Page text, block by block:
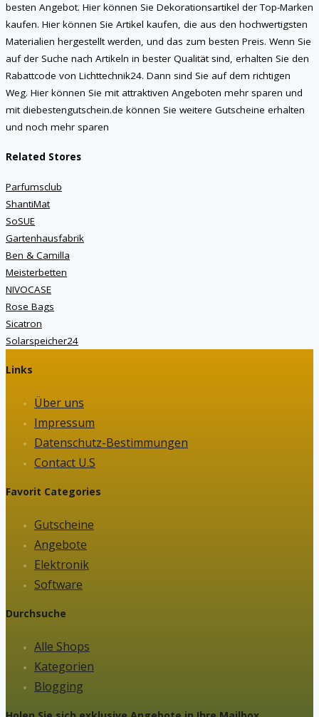
besten Angebot. Hier können Sie Dekorationsartikel der Top-Marken
kaufen. Hier können Sie Artikel kaufen, die aus den hochwertigsten
Materialien hergestellt werden, und das zum besten Preis. Wenn Sie
auf der Suche nach Artikeln in bester Qualität sind, erhalten Sie den
Rabattcode von Lichttechnik24. Dann sind Sie auf dem richtigen
Weg. Hier können Sie mit attraktiven Angeboten mehr sparen und
mit diebestengutschein.de können Sie weitere Gutscheine erhalten
und noch mehr sparen
Related Stores
Parfumsclub
ShantiMat
SoSUE
Gartenhausfabrik
Ben & Camilla
Meisterbetten
NIVOCASE
Rose Bags
Sicatron
Solarspeicher24
Links
Über uns
Impressum
Datenschutz-Bestimmungen
Contact U.S
Favorit Categories
Gutscheine
Angebote
Elektronik
Software
Durchsuche
Alle Shops
Kategorien
Blogging